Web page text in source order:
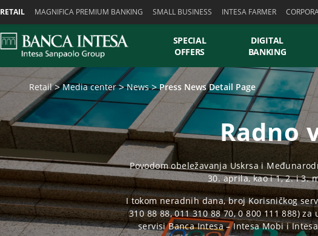
RETAIL MAGNIFICA PREMIUM BANKING SMALL BUSINESS INTESA FARMER
SPECIAL
OFFERS
DIGITAL
BANKING
Retail Media center News Press News Detail Page
Radno
Povodom obeležavanja Uskrsa i
30. aprila, kao i 1, 2. i 3.
I tokom neradnih dana, broj Korisničkog
310 88 88, 011 310 88 70, 0 800 111 888)
servisi Banca Intesa – Intesa Mobi i